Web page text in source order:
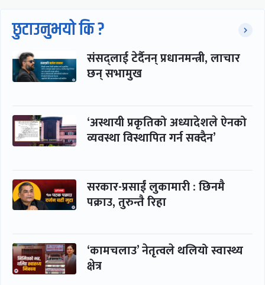
छुटाउनुभयो कि ?
संसद्लाई टेर्दैनन् प्रधानमन्त्री, लाचार
छन् सभामुख
‘अस्थायी प्रकृतिको अध्यादेशले ऐनको
व्यवस्था विस्थापित गर्न सक्दैन’
सरकार-प्रसाईं लुकामारी : छिनमै
पक्राउ, तुरुन्तै रिहा
‘कामचलाउ’ नेतृत्वले थलियो स्वास्थ्य
क्षेत्र